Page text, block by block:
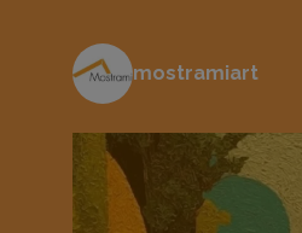
mostramiart